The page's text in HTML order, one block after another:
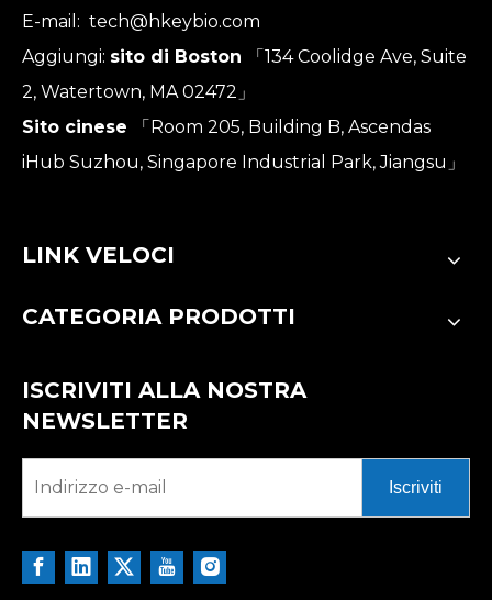
E-mail: tech@hkeybio.com
Aggiungi: sito di Boston
「134 Coolidge Ave, Suite
2, Watertown, MA 02472」
Sito cinese
「Room 205, Building B, Ascendas
iHub Suzhou, Singapore Industrial Park, Jiangsu」
LINK VELOCI
CATEGORIA PRODOTTI
ISCRIVITI ALLA NOSTRA
NEWSLETTER
Iscriviti